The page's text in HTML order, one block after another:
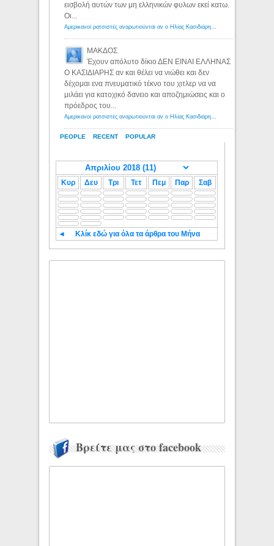
PEOPLE RECENT POPULAR
εισβολή αυτών των μη ελληνικών φυλων εκεί κατω.
Οι...
Αμερικανοί ρατσιστές αναρωτιούνται αν ο Ηλίας Κασιδιάρης ανήκει στη λευκή φυλή... - Λόγιος Ερμής
ΜΑΚΔΟΣ
Έχουν απόλυτο δίκιο ΔΕΝ ΕΙΝΑΙ ΕΛΛΗΝΑΣ
Ο ΚΑΣΙΔΙΑΡΗΣ αν και θέλει να νιώθει και δεν
δέχομαι ενα πνευματικό τέκνο του χιτλερ να να
μιλάει για κατοχικό δανειο και αποζημιώσεις και ο
πρόεδρος του...
Αμερικανοί ρατσιστές αναρωτιούνται αν ο Ηλίας Κασιδιάρης ανήκει στη λευκή φυλή... - Λόγιος Ερμής
Κυρ Δευ Τρι Τετ Πεμ Παρ Σαβ
◄ Κλίκ εδώ για όλα τα άρθρα του Μήνα
Βρείτε μας στο facebook